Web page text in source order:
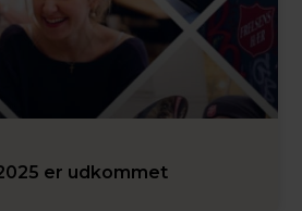
er udkommet